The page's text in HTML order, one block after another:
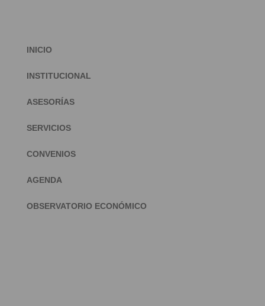
INICIO
INSTITUCIONAL
ASESORÍAS
SERVICIOS
CONVENIOS
AGENDA
OBSERVATORIO ECONÓMICO